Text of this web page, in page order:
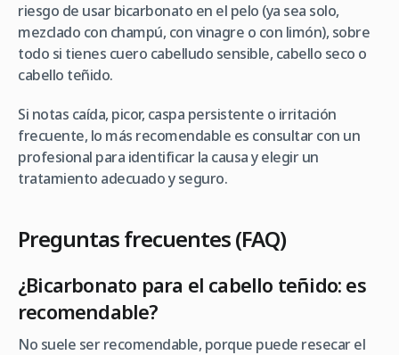
riesgo de usar bicarbonato en el pelo (ya sea solo,
mezclado con champú, con vinagre o con limón), sobre
todo si tienes cuero cabelludo sensible, cabello seco o
cabello teñido.
Si notas caída, picor, caspa persistente o irritación
frecuente, lo más recomendable es consultar con un
profesional para identificar la causa y elegir un
tratamiento adecuado y seguro.
Preguntas frecuentes (FAQ)
¿Bicarbonato para el cabello teñido: es
recomendable?
No suele ser recomendable, porque puede resecar el